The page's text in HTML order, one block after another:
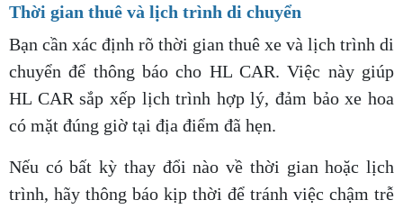
Thời gian thuê và lịch trình di chuyển
Bạn cần xác định rõ thời gian thuê xe và lịch trình di
chuyển để thông báo cho HL CAR. Việc này giúp
HL CAR sắp xếp lịch trình hợp lý, đảm bảo xe hoa
có mặt đúng giờ tại địa điểm đã hẹn.
Nếu có bất kỳ thay đổi nào về thời gian hoặc lịch
trình, hãy thông báo kịp thời để tránh việc chậm trễ